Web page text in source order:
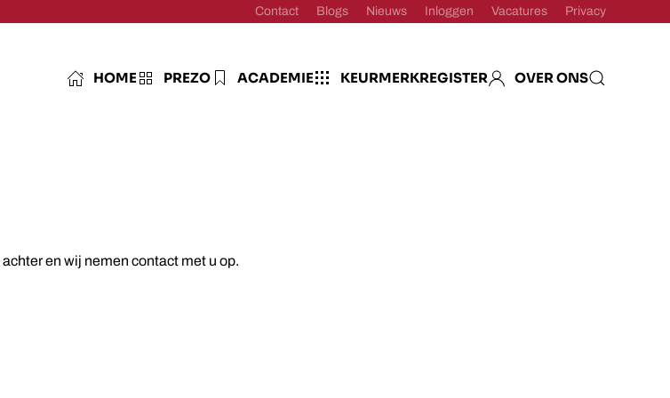
Contact Blogs Nieuws Inloggen Vacatures Privacy
HOME PREZO ACADEMIE KEURMERKREGISTER OVER ONS
en wij nemen contact met u op.